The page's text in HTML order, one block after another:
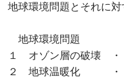
地球環境問題とそれに
地球環境問題
１ オゾン層の破壊 ・
２ 地球温暖化 ・